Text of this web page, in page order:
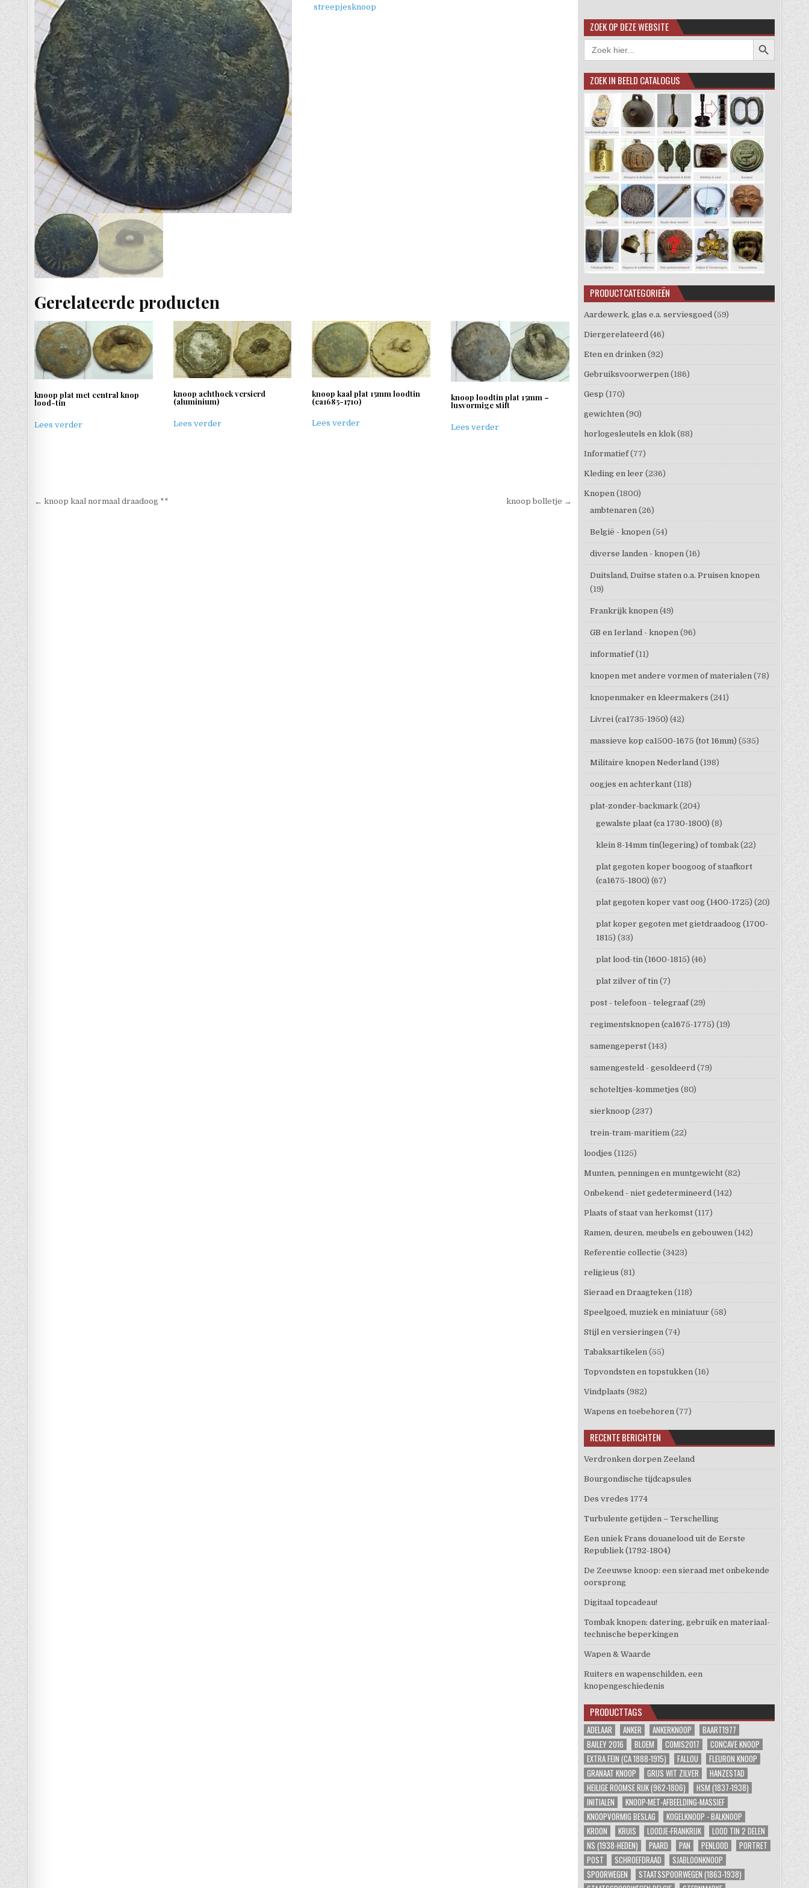
streepjesknoop
Gerelateerde producten
knoop plat met central knop
lood-tin
Lees verder
knoop achthoek versierd
(aluminium)
Lees verder
knoop kaal plat 15mm loodtin
(ca1685-1710)
Lees verder
knoop loodtin plat 15mm –
lusvormige stift
Lees verder
Berichtnavigatie
← knoop kaal normaal draadoog ** knoop bolletje →
ZOEK OP DEZE WEBSITE
Zoek
naar:
Zoekknop
ZOEK IN BEELD CATALOGUS
PRODUCTCATEGORIEËN
Aardewerk, glas e.a. serviesgoed (59)
Diergerelateerd (46)
Eten en drinken (92)
Gebruiksvoorwerpen (186)
Gesp (170)
gewichten (90)
horlogesleutels en klok (88)
Informatief (77)
Kleding en leer (236)
Knopen (1800)
ambtenaren (26)
België - knopen (54)
diverse landen - knopen (16)
Duitsland, Duitse staten o.a. Pruisen knopen
(19)
Frankrijk knopen (49)
GB en Ierland - knopen (96)
informatief (11)
knopen met andere vormen of materialen (78)
knopenmaker en kleermakers (241)
Livrei (ca1735-1950) (42)
massieve kop ca1500-1675 (tot 16mm) (535)
Militaire knopen Nederland (198)
oogjes en achterkant (118)
plat-zonder-backmark (204)
gewalste plaat (ca 1730-1800) (8)
klein 8-14mm tin(legering) of tombak (22)
plat gegoten koper boogoog of staafkort
(ca1675-1800) (67)
plat gegoten koper vast oog (1400-1725) (20)
plat koper gegoten met gietdraadoog (1700-
1815) (33)
plat lood-tin (1600-1815) (46)
plat zilver of tin (7)
post - telefoon - telegraaf (29)
regimentsknopen (ca1675-1775) (19)
samengeperst (143)
samengesteld - gesoldeerd (79)
schoteltjes-kommetjes (80)
sierknoop (237)
trein-tram-maritiem (22)
loodjes (1125)
Munten, penningen en muntgewicht (82)
Onbekend - niet gedetermineerd (142)
Plaats of staat van herkomst (117)
Ramen, deuren, meubels en gebouwen (142)
Referentie collectie (3423)
religieus (81)
Sieraad en Draagteken (118)
Speelgoed, muziek en miniatuur (58)
Stijl en versieringen (74)
Tabaksartikelen (55)
Topvondsten en topstukken (16)
Vindplaats (982)
Wapens en toebehoren (77)
RECENTE BERICHTEN
Verdronken dorpen Zeeland
Bourgondische tijdcapsules
Des vredes 1774
Turbulente getijden – Terschelling
Een uniek Frans douanelood uit de Eerste
Republiek (1792-1804)
De Zeeuwse knoop: een sieraad met onbekende
oorsprong
Digitaal topcadeau!
Tombak knopen: datering, gebruik en materiaal-
technische beperkingen
Wapen & Waarde
Ruiters en wapenschilden, een
knopengeschiedenis
PRODUCTTAGS
ADELAAR ANKER ANKERKNOOP
BAART1977
BAILEY 2016
BLOEM COMIS2017
CONCAVE KNOOP
EXTRA FEIN (CA 1888-1915)
FALLOU
FLEURON KNOOP
GRANAAT KNOOP
GRIJS WIT ZILVER
HANZESTAD
HEILIGE ROOMSE RIJK (962-1806)
HSM (1837-1938)
INITIALEN
KNOOP-MET-AFBEELDING-MASSIEF
KNOOPVORMIG BESLAG
KOGELKNOOP - BALKNOOP
KROON
KRUIS LOODJE-FRANKRIJK
LOOD TIN 2 DELEN
NS (1938-HEDEN)
PAARD PAN PENLOOD
PORTRET
POST
SCHROEFDRAAD
SJABLOONKNOOP
SPOORWEGEN
STAATSSPOORWEGEN (1863-1938)